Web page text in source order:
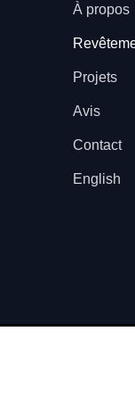
À propos
Projets
Avis
Contact
English